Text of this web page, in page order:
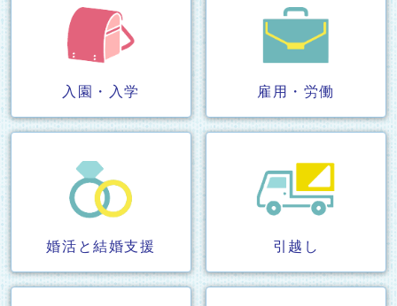
入園・入学 雇用・労働
婚活と結婚支援 引越し